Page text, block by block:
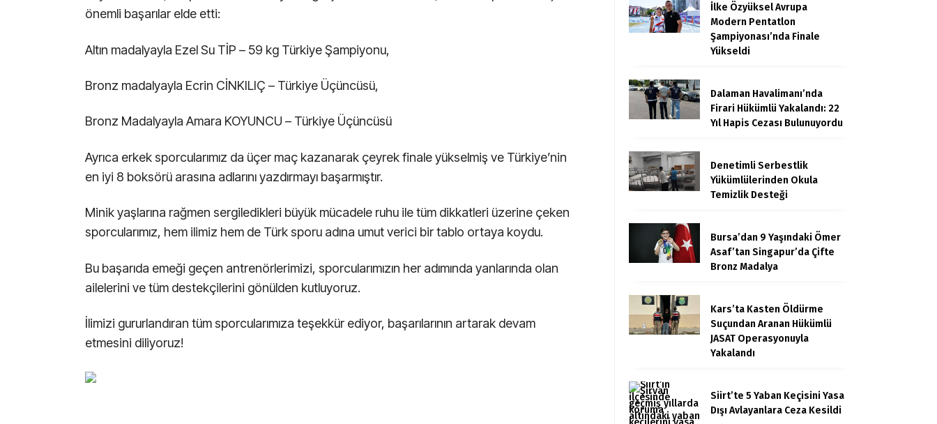
önemli başarılar elde etti:
Altın madalyayla Ezel Su TİP – 59 kg Türkiye Şampiyonu,
Bronz madalyayla Ecrin CİNKILIÇ – Türkiye Üçüncüsü,
Bronz Madalyayla Amara KOYUNCU – Türkiye Üçüncüsü
Ayrıca erkek sporcularımız da üçer maç kazanarak çeyrek finale yükselmiş ve Türkiye’nin
en iyi 8 boksörü arasına adlarını yazdırmayı başarmıştır.
Minik yaşlarına rağmen sergiledikleri büyük mücadele ruhu ile tüm dikkatleri üzerine çeken
sporcularımız, hem ilimiz hem de Türk sporu adına umut verici bir tablo ortaya koydu.
Bu başarıda emeği geçen antrenörlerimizi, sporcularımızın her adımında yanlarında olan
ailelerini ve tüm destekçilerini gönülden kutluyoruz.
İlimizi gururlandıran tüm sporcularımıza teşekkür ediyor, başarılarının artarak devam
etmesini diliyoruz!
İlke Özyüksel Avrupa
Modern Pentatlon
Şampiyonası’nda Finale
Yükseldi
Dalaman Havalimanı’nda
Firari Hükümlü Yakalandı: 22
Yıl Hapis Cezası Bulunuyordu
Denetimli Serbestlik
Yükümlülerinden Okula
Temizlik Desteği
Bursa’dan 9 Yaşındaki Ömer
Asaf’tan Singapur’da Çifte
Bronz Madalya
Kars’ta Kasten Öldürme
Suçundan Aranan Hükümlü
JASAT Operasyonuyla
Yakalandı
Siirt’te 5 Yaban Keçisini Yasa
Dışı Avlayanlara Ceza Kesildi